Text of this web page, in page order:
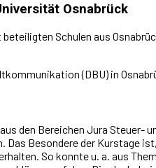
Osnabrück
Schulen aus
(DBU) in
den Bereichen Jura Steuer-
Besondere der Kurstage
So konnte u. a. aus